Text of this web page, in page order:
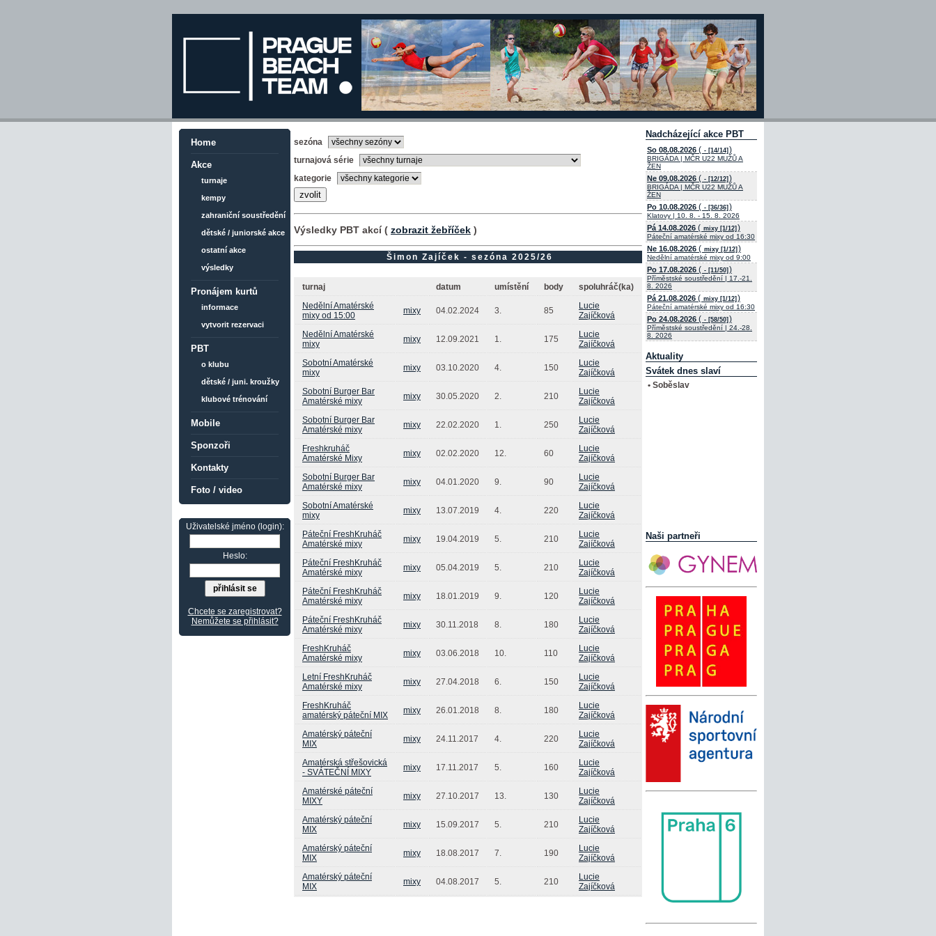
Home
Akce
turnaje
kempy
zahraniční soustředění
dětské / juniorské akce
ostatní akce
výsledky
Pronájem kurtů
informace
vytvorit rezervaci
PBT
o klubu
dětské / juni. kroužky
klubové trénování
Mobile
Sponzoři
Kontakty
Foto / video
Uživatelské jméno (login):
Heslo:
Chcete se zaregistrovat?
Nemůžete se přihlásit?
sezóna
turnajová série
kategorie
Výsledky PBT akcí ( zobrazit žebříček )
Šimon Zajíček - sezóna 2025/26
turnaj datum umístění body
spoluhráč(ka)
Nedělní Amatérské
mixy od 15:00
mixy 04.02.2024 3. 85
Lucie
Zajíčková
Nedělní Amatérské
mixy
mixy 12.09.2021 1. 175
Lucie
Zajíčková
Sobotní Amatérské
mixy
mixy 03.10.2020 4. 150
Lucie
Zajíčková
Sobotní Burger Bar
Amatérské mixy
mixy 30.05.2020 2. 210
Lucie
Zajíčková
Sobotní Burger Bar
Amatérské mixy
mixy 22.02.2020 1. 250
Lucie
Zajíčková
Freshkruháč
Amatérské Mixy
mixy 02.02.2020 12. 60
Lucie
Zajíčková
Sobotní Burger Bar
Amatérské mixy
mixy 04.01.2020 9. 90
Lucie
Zajíčková
Sobotní Amatérské
mixy
mixy 13.07.2019 4. 220
Lucie
Zajíčková
Páteční FreshKruháč
Amatérské mixy
mixy 19.04.2019 5. 210
Lucie
Zajíčková
Páteční FreshKruháč
Amatérské mixy
mixy 05.04.2019 5. 210
Lucie
Zajíčková
Páteční FreshKruháč
Amatérské mixy
mixy 18.01.2019 9. 120
Lucie
Zajíčková
Páteční FreshKruháč
Amatérské mixy
mixy 30.11.2018 8. 180
Lucie
Zajíčková
FreshKruháč
Amatérské mixy
mixy 03.06.2018 10. 110
Lucie
Zajíčková
Letní FreshKruháč
Amatérské mixy
mixy 27.04.2018 6. 150
Lucie
Zajíčková
FreshKruháč
amatérský páteční MIX
mixy 26.01.2018 8. 180
Lucie
Zajíčková
Amatérský páteční
MIX
mixy 24.11.2017 4. 220
Lucie
Zajíčková
Amatérská střešovická
- SVÁTEČNÍ MIXY
mixy 17.11.2017 5. 160
Lucie
Zajíčková
Amatérské páteční
MIXY
mixy 27.10.2017 13. 130
Lucie
Zajíčková
Amatérský páteční
MIX
mixy 15.09.2017 5. 210
Lucie
Zajíčková
Amatérský páteční
MIX
mixy 18.08.2017 7. 190
Lucie
Zajíčková
Amatérský páteční
MIX
mixy 04.08.2017 5. 210
Lucie
Zajíčková
Nadcházející akce PBT
So 08.08.2026 ( - [14/14] )
BRIGÁDA | MČR U22 MUŽŮ A
ŽEN
Ne 09.08.2026 ( - [12/12] )
BRIGÁDA | MČR U22 MUŽŮ A
ŽEN
Po 10.08.2026 ( - [36/36] )
Klatovy | 10. 8. - 15. 8. 2026
Pá 14.08.2026 ( mixy [1/12] )
Páteční amatérské mixy od 16:30
Ne 16.08.2026 ( mixy [1/12] )
Nedělní amatérské mixy od 9:00
Po 17.08.2026 ( - [11/50] )
Příměstské soustředění | 17.-21.
8. 2026
Pá 21.08.2026 ( mixy [1/12] )
Páteční amatérské mixy od 16:30
Po 24.08.2026 ( - [58/50] )
Příměstské soustředění | 24.-28.
8. 2026
Aktuality
Svátek dnes slaví
• Soběslav
Naši partneři